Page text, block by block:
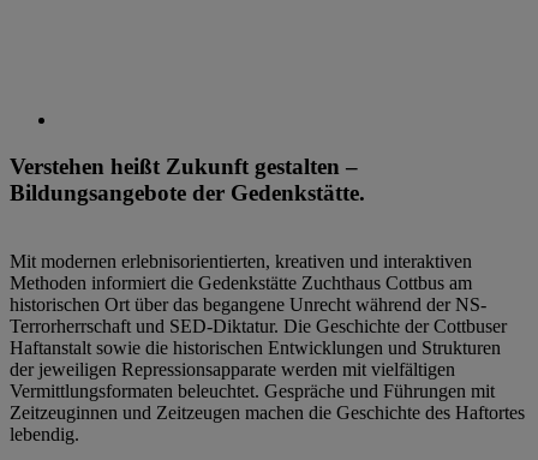
Verstehen heißt Zukunft gestalten –
Bildungsangebote der Gedenkstätte.
Mit modernen erlebnisorientierten, kreativen und interaktiven
Methoden informiert die Gedenkstätte Zuchthaus Cottbus am
historischen Ort über das begangene Unrecht während der NS-
Terrorherrschaft und SED-Diktatur. Die Geschichte der Cottbuser
Haftanstalt sowie die historischen Entwicklungen und Strukturen
der jeweiligen Repressionsapparate werden mit vielfältigen
Vermittlungsformaten beleuchtet. Gespräche und Führungen mit
Zeitzeuginnen und Zeitzeugen machen die Geschichte des Haftortes
lebendig.